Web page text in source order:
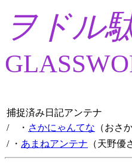
ヲドル
捕捉済み日記アンテナ
/ ・ さかにゃんてな （おさ
/ ・ あまねアンテナ （天野優